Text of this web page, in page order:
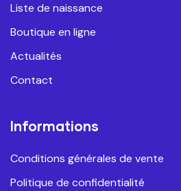
Liste de naissance
Boutique en ligne
Actualités
Contact
Informations
Conditions générales de vente
Politique de confidentialité